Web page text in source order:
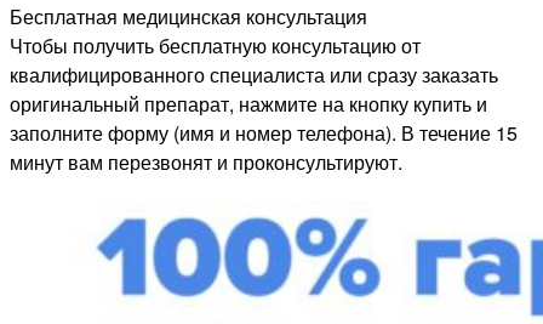
Бесплатная медицинская консультация
Чтобы получить бесплатную консультацию от
квалифицированного специалиста или сразу заказать
оригинальный препарат, нажмите на кнопку купить и
заполните форму (имя и номер телефона). В течение 15
минут вам перезвонят и проконсультируют.